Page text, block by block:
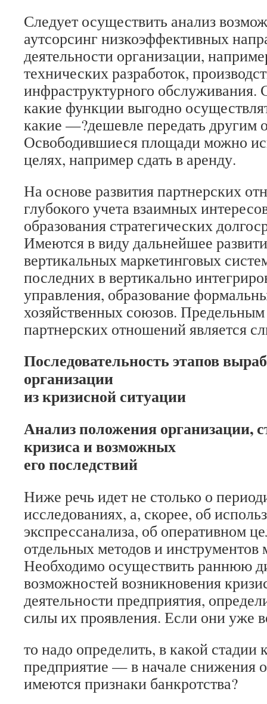
Следует осуществить анализ
аутсорсинг низкоэффективных
деятельности организации,
технических разработок,
инфраструктурного обслуживания.
какие функции выгодно
какие —?дешевле передать другим
Освободившиеся площади можно
целях, например сдать в аренду.
На основе развития партнерских
глубокого учета взаимных
образования стратегических
Имеются в виду дальнейшее
вертикальных маркетинговых
последних в вертикально
управления, образование
хозяйственных союзов. Предельным
партнерских отношений является
Последовательность этапов
организации
из кризисной ситуации
Анализ положения организации,
кризиса и возможных
его последствий
Ниже речь идет не столько о
исследованиях, а, скорее, об
экспресс­анализа, об оперативном
отдельных методов и инструментов
Необходимо осуществить раннюю
возможностей возникновения
деятельности предприятия,
силы их проявления. Если они уже
то надо определить, в какой стадии
предприятие — в начале снижения
имеются признаки банкротства?